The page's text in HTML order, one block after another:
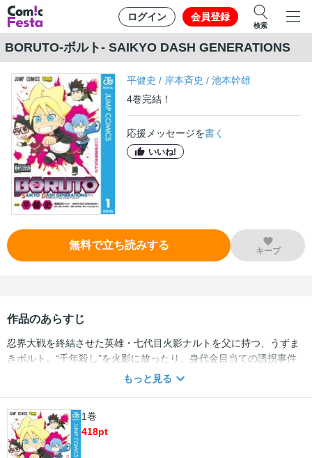
ログイン 会員登録
検索
BORUTO-ボルト- SAIKYO DASH GENERATIONS
平健史 / 岸本斉史 /池本幹雄
4巻完結！
応援メッセージを書く
いいね!
無料で立ち読みする キープ
作品のあらすじ
忍界大戦を終結させた英雄・七代目火影ナルトを父に持つ、うずま
きボルト。“千年殺し”を火影に放ったり、身代金目当ての誘拐事件
を解決したり…。忍者学校（アカデミー）の仲間とともに巻き起こ
もっと見る
1巻
418pt